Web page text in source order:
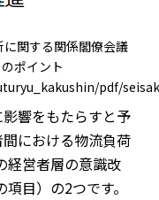
関する関係閣僚会議
ポイント
pdf/
響をもたらすと予
における物流負荷
経営者層の意識改
目）の2つです。